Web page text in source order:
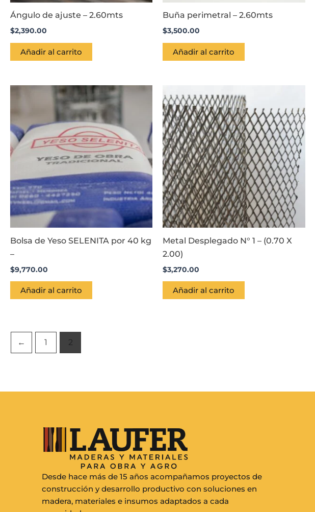
Ángulo de ajuste – 2.60mts
$2,390.00
Añadir al carrito
Buña perimetral – 2.60mts
$3,500.00
Añadir al carrito
Bolsa de Yeso SELENITA por 40 kg
–
$9,770.00
Añadir al carrito
Metal Desplegado N° 1 – (0.70 X
2.00)
$3,270.00
Añadir al carrito
← 1 2
Desde hace más de 15 años acompañamos proyectos de
construcción y desarrollo productivo con soluciones en
madera, materiales e insumos adaptados a cada